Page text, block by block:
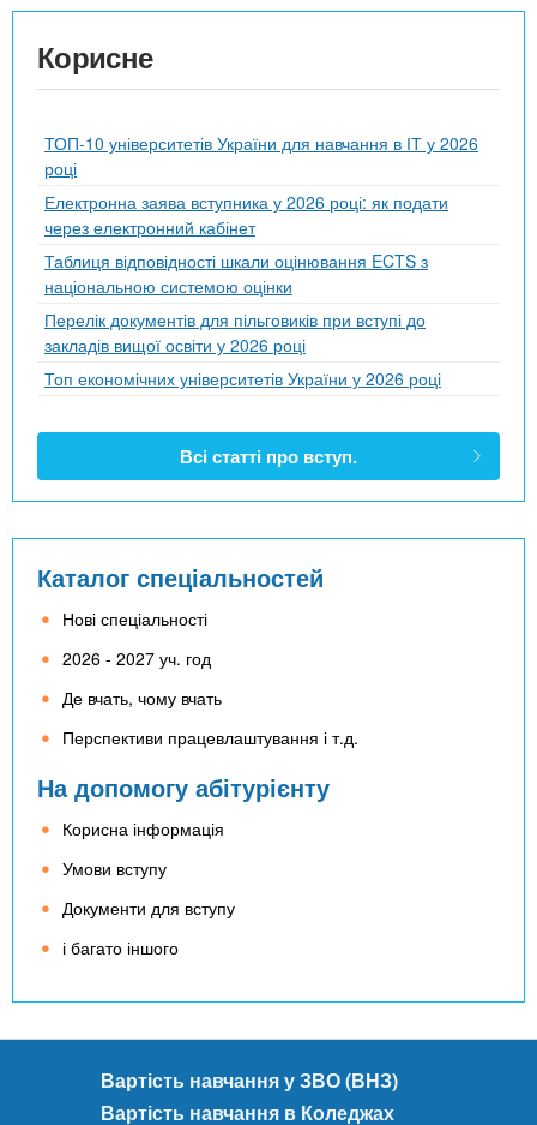
Корисне
ТОП-10 університетів України для навчання в ІТ у 2026
році
Електронна заява вступника у 2026 році: як подати
через електронний кабінет
Таблиця відповідності шкали оцінювання ECTS з
національною системою оцінки
Перелік документів для пільговиків при вступі до
закладів вищої освіти у 2026 році
Топ економічних університетів України у 2026 році
Всі статті про вступ.
Каталог спеціальностей
Нові спеціальності
2026 - 2027 уч. год
Де вчать, чому вчать
Перспективи працевлаштування і т.д.
На допомогу абітурієнту
Корисна інформація
Умови вступу
Документи для вступу
і багато іншого
Вартість навчання у ЗВО (ВНЗ)
Вартість навчання в Коледжах